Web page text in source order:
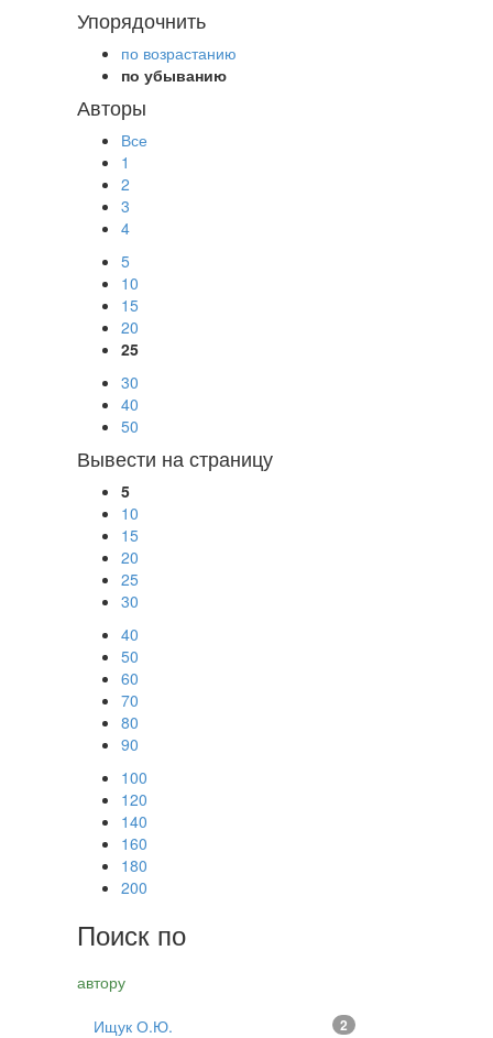
Упорядочнить
по возрастанию
по убыванию
Авторы
Все
1
2
3
4
5
10
15
20
25
30
40
50
Вывести на страницу
5
10
15
20
25
30
40
50
60
70
80
90
100
120
140
160
180
200
Поиск по
автору
2
Ищук О.Ю.